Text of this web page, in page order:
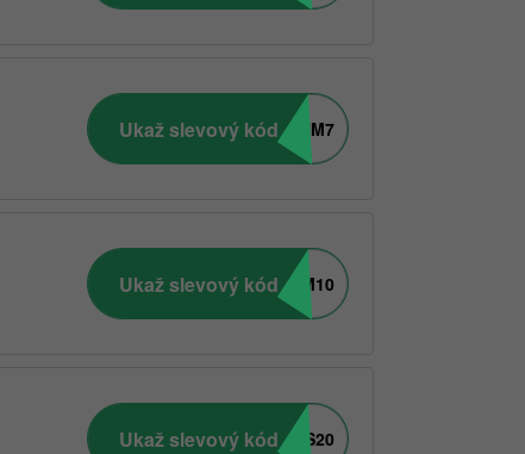
Ukaž slevový kódTANTUM7
Ukaž slevový kódGYMBEAM10
Ukaž slevový kódOLDS20